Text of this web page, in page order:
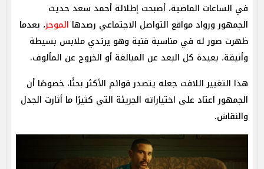
في الساعات الماضية، أصبحت إطلالة أحمد سعد حديث
الجمهور ورواد مواقع التواصل الاجتماعي رصدها الموجز، بعدما
ظهرت صور له في مناسبة فنية وهو يرتدي ملابس بسيطة
وأنيقة، بعيدة كل البعد عن المبالغة أو الخروج عن المألوف.
هذا التغيير اللافت جعله يتصدر قوائم الأكثر بحثًا، خصوصًا أن
الجمهور اعتاد على اختياراته الجريئة التي كثيرًا ما أثارت الجدل
والنقاش.